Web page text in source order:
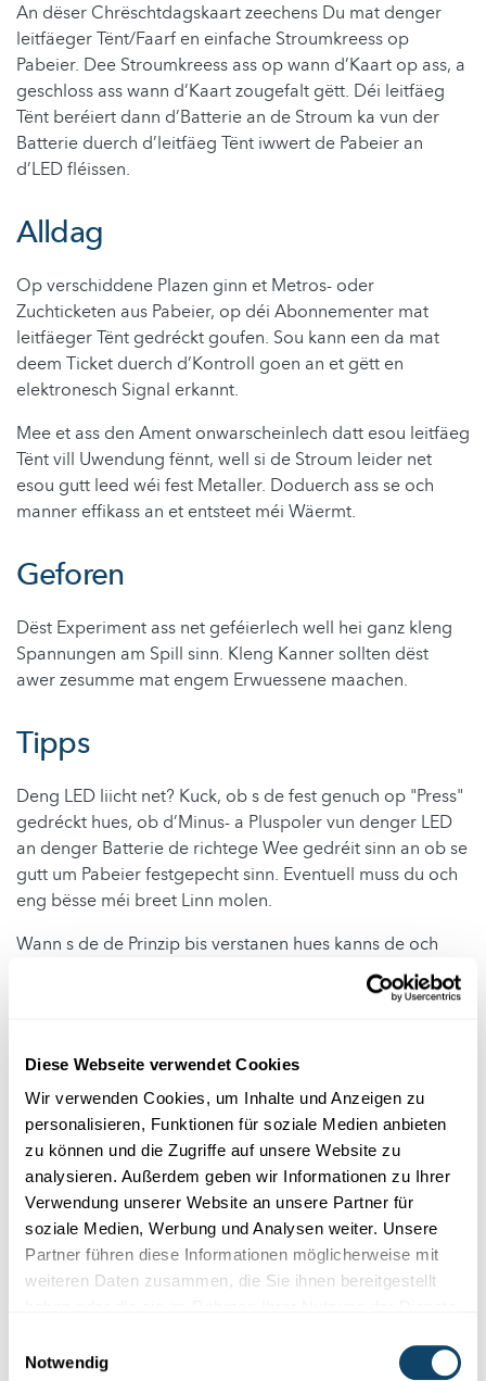
Diese Webseite verwendet Cookies
Wir verwenden Cookies, um Inhalte und Anzeigen zu
personalisieren, Funktionen für soziale Medien anbieten
zu können und die Zugriffe auf unsere Website zu
analysieren. Außerdem geben wir Informationen zu Ihrer
Verwendung unserer Website an unsere Partner für
soziale Medien, Werbung und Analysen weiter. Unsere
Partner führen diese Informationen möglicherweise mit
weiteren Daten zusammen, die Sie ihnen bereitgestellt
Notwendig
An dëser Chrëschtdagskaart zeechens Du mat denger
leitfäeger Tënt/Faarf en einfache Stroumkreess op
Pabeier. Dee Stroumkreess ass op wann d’Kaart op ass, a
geschloss ass wann d’Kaart zougefalt gëtt. Déi leitfäeg
Tënt beréiert dann d’Batterie an de Stroum ka vun der
Batterie duerch d’leitfäeg Tënt iwwert de Pabeier an
d’LED fléissen.
Alldag
Op verschiddene Plazen ginn et Metros- oder
Zuchticketen aus Pabeier, op déi Abonnementer mat
leitfäeger Tënt gedréckt goufen. Sou kann een da mat
deem Ticket duerch d’Kontroll goen an et gëtt en
elektronesch Signal erkannt.
Mee et ass den Ament onwarscheinlech datt esou leitfäeg
Tënt vill Uwendung fënnt, well si de Stroum leider net
esou gutt leed wéi fest Metaller. Doduerch ass se och
manner effikass an et entsteet méi Wäermt.
Geforen
Dëst Experiment ass net geféierlech well hei ganz kleng
Spannungen am Spill sinn. Kleng Kanner sollten dëst
awer zesumme mat engem Erwuessene maachen.
Tipps
Deng LED liicht net? Kuck, ob s de fest genuch op "Press"
gedréckt hues, ob d’Minus- a Pluspoler vun denger LED
an denger Batterie de richtege Wee gedréit sinn an ob se
gutt um Pabeier festgepecht sinn. Eventuell muss du och
eng bësse méi breet Linn molen.
Wann s de de Prinzip bis verstanen hues kanns de och
kreativ ginn an deng eegen Chrëschtdagskaarten
designen. A wann s de nach Inspiratioun brauchs, fënns
An hei nach en anert Experiment fir dats de och eng LED
an eng Batterie brauchs: